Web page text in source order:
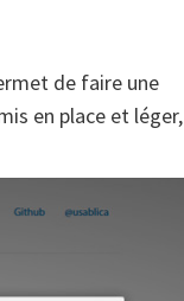
de faire une
en place et léger,